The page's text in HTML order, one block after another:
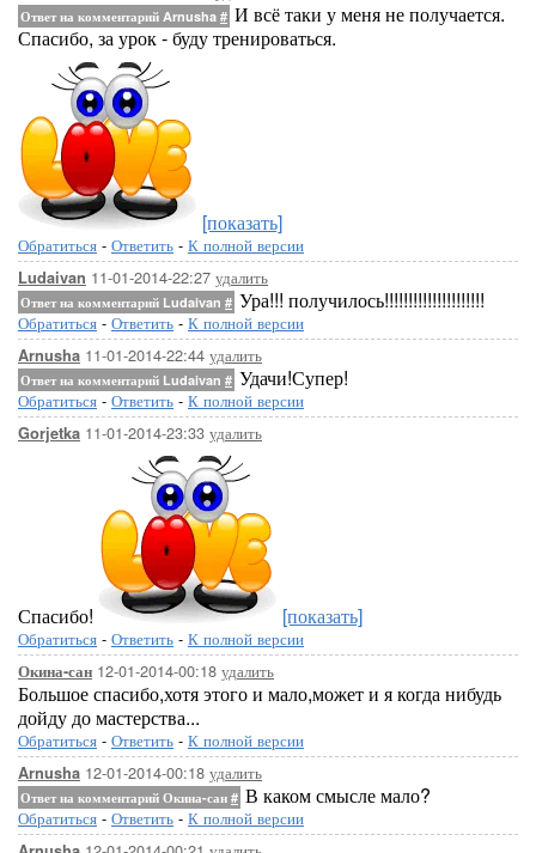
Ответ на комментарий Arnusha # И всё таки у меня не получается.
Спасибо, за урок - буду тренироваться.
[показать]
Обратиться - Ответить - К полной версии
Ludaivan 11-01-2014-22:27 удалить
Ответ на комментарий Ludaivan # Ура!!! получилось!!!!!!!!!!!!!!!!!!!!!
Обратиться - Ответить - К полной версии
Arnusha 11-01-2014-22:44 удалить
Ответ на комментарий Ludaivan # Удачи!Супер!
Обратиться - Ответить - К полной версии
Gorjetka 11-01-2014-23:33 удалить
Спасибо! [показать]
Обратиться - Ответить - К полной версии
Окина-сан 12-01-2014-00:18 удалить
Большое спасибо,хотя этого и мало,может и я когда нибудь
дойду до мастерства...
Обратиться - Ответить - К полной версии
Arnusha 12-01-2014-00:18 удалить
Ответ на комментарий Окина-сан # В каком смысле мало?
Обратиться - Ответить - К полной версии